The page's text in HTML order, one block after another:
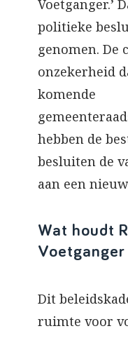
Voetganger.’
politieke
genomen. De
onzekerheid
komende
hebben de
besluiten de
aan een
Wat houdt
Voetganger
Dit
ruimte voor